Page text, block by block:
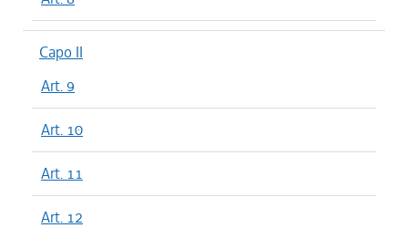
Capo II
Art. 9
Art. 10
Art. 11
Art. 12